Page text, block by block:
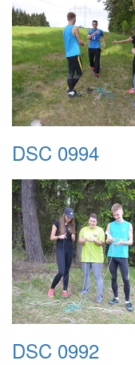
DSC 0994
DSC 0992